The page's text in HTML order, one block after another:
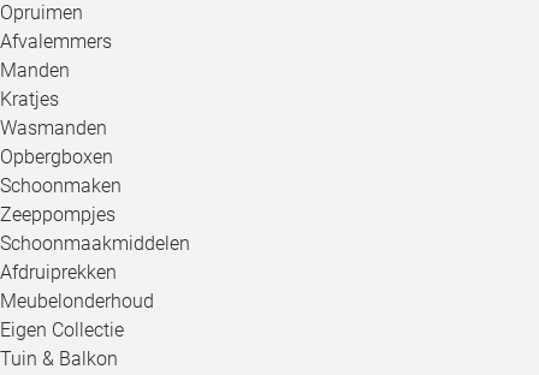
Opruimen
Afvalemmers
Manden
Kratjes
Wasmanden
Opbergboxen
Schoonmaken
Zeeppompjes
Schoonmaakmiddelen
Afdruiprekken
Meubelonderhoud
Eigen Collectie
Tuin & Balkon